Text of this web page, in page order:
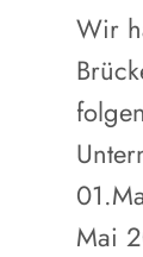
Wir
Mai